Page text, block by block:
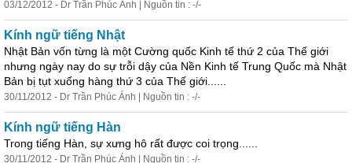
03/12/2012 - Dr Trần Phúc Ánh | Nguồn tin : -/-
Kính ngữ tiếng Nhật
Nhật Bản vốn từng là một Cường quốc Kinh tế thứ 2 của Thế giới
nhưng ngày nay do sự trỗi dậy của Nền Kinh tế Trung Quốc mà Nhật
Bản bị tụt xuống hàng thứ 3 của Thế giới......
30/11/2012 - Dr Trần Phúc Ánh | Nguồn tin : -/-
Kính ngữ tiếng Hàn
Trong tiếng Hàn, sự xưng hô rất được coi trọng......
30/11/2012 - Dr Trần Phúc Ánh | Nguồn tin : -/-